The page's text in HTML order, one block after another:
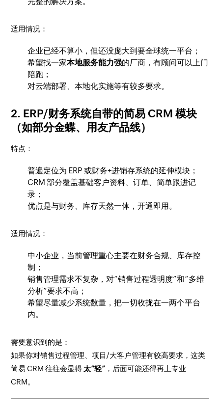
适用情况：
企业已经不算小，但还没庞大到要全球统一平台；
希望找一家本地服务能力强的厂商，有顾问可以上门
陪跑；
对云端部署、本地化实施等有较多要求。
2. ERP/财务系统自带的简易 CRM 模块
（如部分金蝶、用友产品线）
特点：
普遍定位为 ERP 或财务+进销存系统的延伸模块；
CRM 部分覆盖基础客户资料、订单、简单跟进记
录；
优点是与财务、库存天然一体，开通即用。
适用情况：
中小企业，当前管理重心主要在财务合规、库存控
制；
销售管理需求不复杂，对“销售过程透明度”和“多维
分析”要求不高；
希望尽量减少系统数量，把一切收拢在一两个平台
内。
需要意识到的是：
如果你对销售过程管理、项目/大客户管理有较高要求，这类
简易 CRM 往往会显得 太“轻” ，后面可能还得再上专业
CRM。